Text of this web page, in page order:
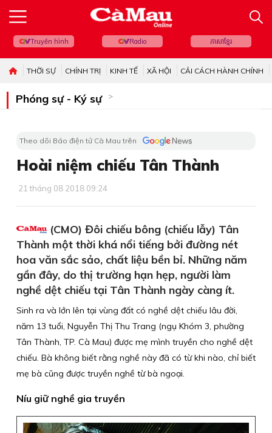
Truyền hình Radio ភាសាខ្មែរ
THỜI SỰ CHÍNH TRỊ KINH TẾ XÃ HỘI CẢI CÁCH HÀNH CHÍNH
Phóng sự - Ký sự
Theo dõi Báo điện tử Cà Mau trên
Hoài niệm chiếu Tân Thành
21 tháng 08 2018 09:24
(CMO) Đôi chiếu bông (chiếu lẫy) Tân
Thành một thời khá nổi tiếng bởi đường nét
hoa văn sắc sảo, chất liệu bền bỉ. Những năm
gần đây, do thị trường hạn hẹp, người làm
nghề dệt chiếu tại Tân Thành ngày càng ít.
Sinh ra và lớn lên tại vùng đất có nghề dệt chiếu lâu đời,
năm 13 tuổi, Nguyễn Thị Thu Trang (ngụ Khóm 3, phường
Tân Thành, TP. Cà Mau) được mẹ mình truyền cho nghề dệt
chiếu. Bà không biết rằng nghề này đã có từ khi nào, chỉ biết
mẹ bà cũng được truyền nghề từ bà ngoại.
Níu giữ nghề gia truyền